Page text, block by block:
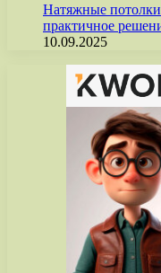
Натяжные потолки
практичное
10.09.2025